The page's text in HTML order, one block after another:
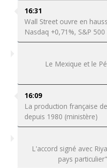
16:31
Wall Street ouvre en
Nasdaq +0,71%, S&P 500
Le Mexique et le
16:09
La production française
depuis 1980 (ministère)
L'accord signé avec
pays